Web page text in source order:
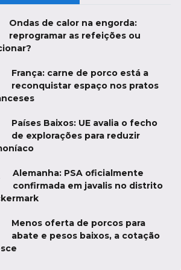
Ondas de calor na engorda:
reprogramar as refeições ou
França: carne de porco está a
reconquistar espaço nos pratos
Países Baixos: UE avalia o fecho
de explorações para reduzir
Alemanha: PSA oficialmente
confirmada em javalis no distrito
Menos oferta de porcos para
abate e pesos baixos, a cotação